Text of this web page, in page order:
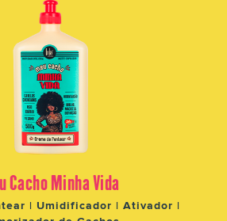
Cacho Minha Vida
| Umidificador | Ativador |